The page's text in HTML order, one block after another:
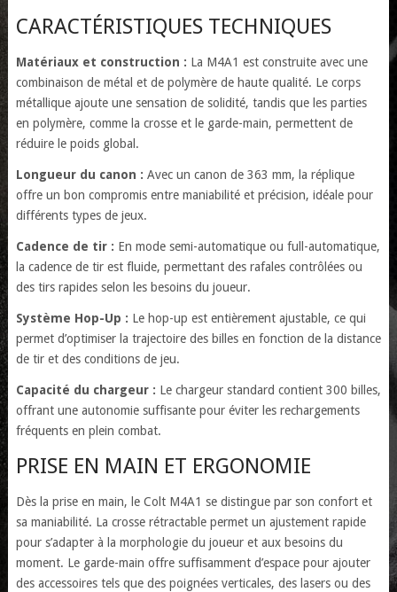
CARACTÉRISTIQUES TECHNIQUES
Matériaux et construction : La M4A1 est construite avec une
combinaison de métal et de polymère de haute qualité. Le corps
métallique ajoute une sensation de solidité, tandis que les parties
en polymère, comme la crosse et le garde-main, permettent de
réduire le poids global.
Longueur du canon : Avec un canon de 363 mm, la réplique
offre un bon compromis entre maniabilité et précision, idéale pour
différents types de jeux.
Cadence de tir : En mode semi-automatique ou full-automatique,
la cadence de tir est fluide, permettant des rafales contrôlées ou
des tirs rapides selon les besoins du joueur.
Système Hop-Up : Le hop-up est entièrement ajustable, ce qui
permet d’optimiser la trajectoire des billes en fonction de la distance
de tir et des conditions de jeu.
Capacité du chargeur : Le chargeur standard contient 300 billes,
offrant une autonomie suffisante pour éviter les rechargements
fréquents en plein combat.
PRISE EN MAIN ET ERGONOMIE
Dès la prise en main, le Colt M4A1 se distingue par son confort et
sa maniabilité. La crosse rétractable permet un ajustement rapide
pour s’adapter à la morphologie du joueur et aux besoins du
moment. Le garde-main offre suffisamment d’espace pour ajouter
des accessoires tels que des poignées verticales, des lasers ou des